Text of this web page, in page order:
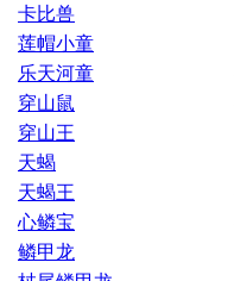
卡比兽
莲帽小童
乐天河童
穿山鼠
穿山王
天蝎
天蝎王
心鳞宝
鳞甲龙